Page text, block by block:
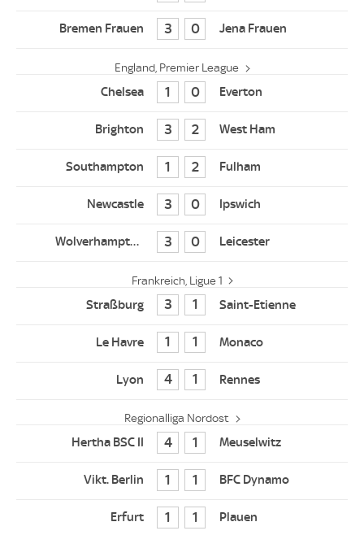
3 0
England, Premier League
1 0
3 2
1 2
3 0
3 0
Frankreich, Ligue 1
3 1
1 1
4 1
Regionalliga Nordost
4 1
1 1
1 1